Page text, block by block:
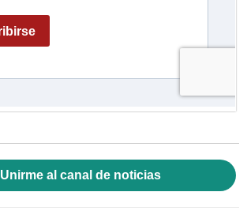
Unirme al canal de noticias